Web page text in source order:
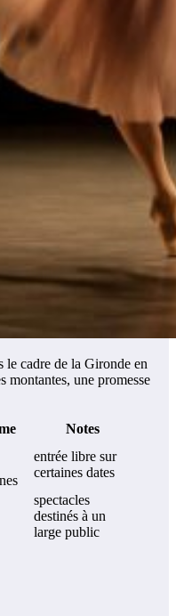
le cadre de la Gironde en
montantes, une promesse
Notes
entrée libre sur
certaines dates
spectacles
destinés à un
large public